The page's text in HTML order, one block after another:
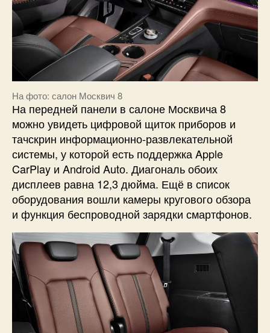
На фото: салон Москвич 8
На передней панели в салоне Москвича 8
можно увидеть цифровой щиток приборов и
тачскрин информационно-развлекательной
системы, у которой есть поддержка Apple
CarPlay и Android Autо. Диагональ обоих
дисплеев равна 12,3 дюйма. Ещё в список
оборудования вошли камеры кругового обзора
и функция беспроводной зарядки смартфонов.